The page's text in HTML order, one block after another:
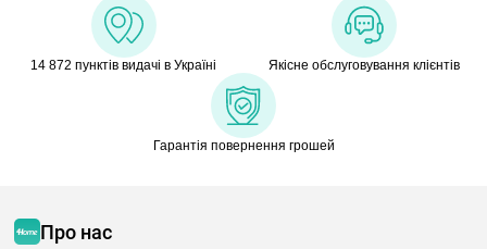
14 872 пунктів видачі в Україні Якісне обслуговування клієнтів
Гарантія повернення грошей
Про нас